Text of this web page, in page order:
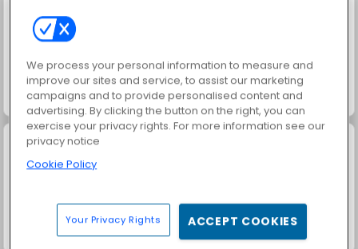
Jewel Garden Story Masha and the Bear: Meadows
Scala 40 Grand Mahjong Connect
We process your personal information to measure and
improve our sites and service, to assist our marketing
campaigns and to provide personalised content and
advertising. By clicking the button on the right, you can
exercise your privacy rights. For more information see our
privacy notice
Cookie Policy
Your Privacy Rights ACCEPT COOKIES